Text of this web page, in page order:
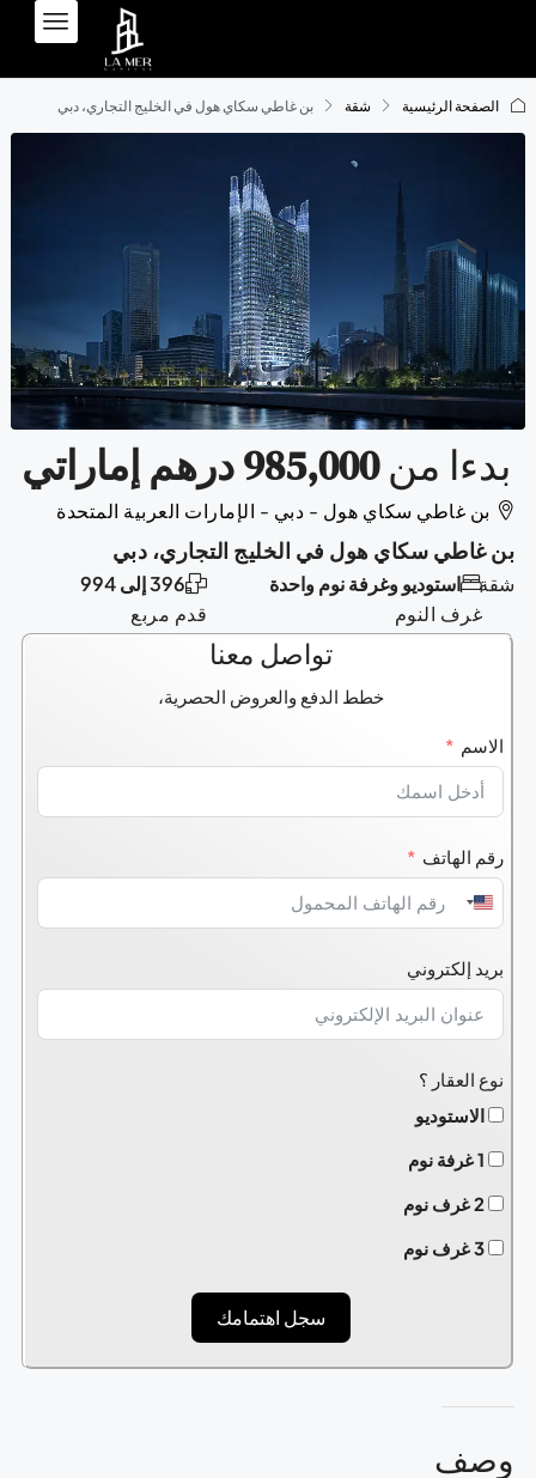
الصفحة الرئيسية شقة بن غاطي سكاي هول في الخليج التجاري، دبي
بدءا من985,000 درهم إماراتي
بن غاطي سكاي هول - دبي - الإمارات العربية المتحدة
بن غاطي سكاي هول في الخليج التجاري، دبي
شقة
غرف النوم
استوديو وغرفة نوم واحدة
قدم مربع
396 إلى 994
تواصل معنا
خطط الدفع والعروض الحصرية،
الاسم
رقم الهاتف
United
+1
بريد إلكتروني
نوع العقار ؟
الاستوديو
1 غرفة نوم
2 غرف نوم
3 غرف نوم
سجل اهتمامك
وصف